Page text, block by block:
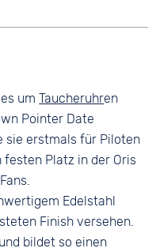
umTaucheruhren
Pointer Date
sie erstmals für Piloten
Platz in der Oris
Edelstahl
Finish versehen.
bildet so einen